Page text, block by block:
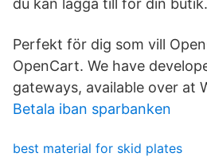
du kan lägga till för din butik.
Perfekt för dig som vill
OpenCart. We have
gateways, available over at
Betala iban sparbanken
best material for skid plates